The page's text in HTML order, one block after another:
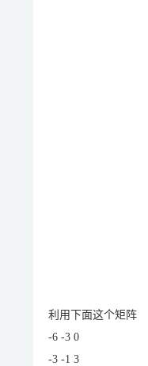
利用下面这个矩阵
-6 -3 0
-3 -1 3